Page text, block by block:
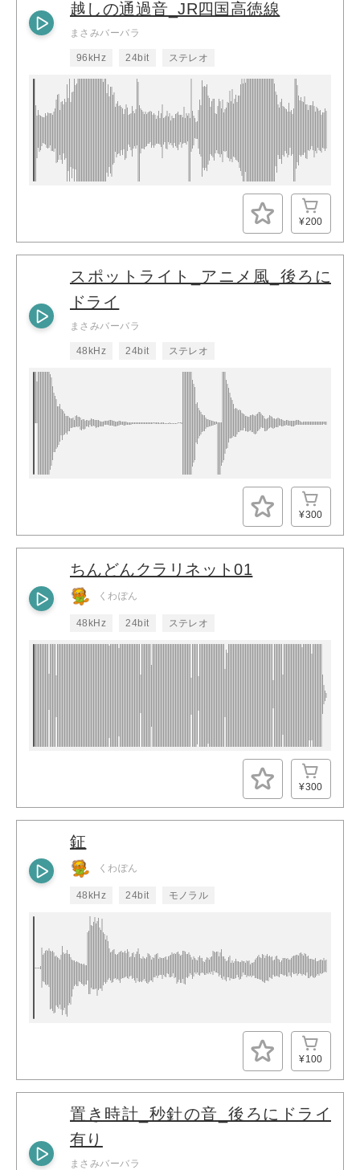
越しの通過音_JR四国高徳線
まさみバーバラ
96kHz 24bit ステレオ
¥200
スポットライト_アニメ風_後ろに
ドライ
まさみバーバラ
48kHz 24bit ステレオ
¥300
ちんどんクラリネット01
くわぽん
48kHz 24bit ステレオ
¥300
鉦
くわぽん
48kHz 24bit モノラル
¥100
置き時計_秒針の音_後ろにドライ
有り
まさみバーバラ